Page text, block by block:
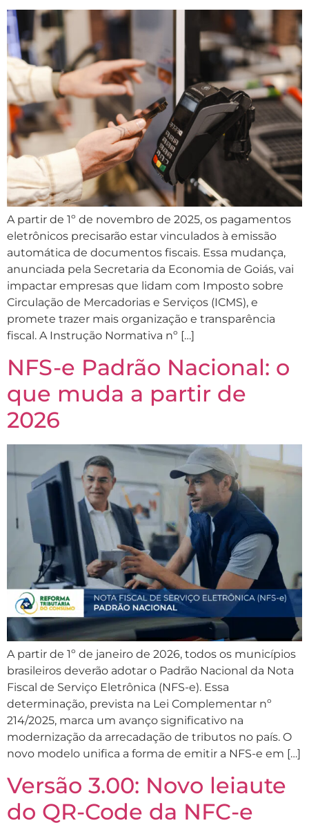
A partir de 1º de novembro de 2025, os pagamentos
eletrônicos precisarão estar vinculados à emissão
automática de documentos fiscais. Essa mudança,
anunciada pela Secretaria da Economia de Goiás, vai
impactar empresas que lidam com Imposto sobre
Circulação de Mercadorias e Serviços (ICMS), e
promete trazer mais organização e transparência
fiscal. A Instrução Normativa nº […]
NFS-e Padrão Nacional: o
que muda a partir de
2026
A partir de 1º de janeiro de 2026, todos os municípios
brasileiros deverão adotar o Padrão Nacional da Nota
Fiscal de Serviço Eletrônica (NFS-e). Essa
determinação, prevista na Lei Complementar nº
214/2025, marca um avanço significativo na
modernização da arrecadação de tributos no país. O
novo modelo unifica a forma de emitir a NFS-e em […]
Versão 3.00: Novo leiaute
do QR-Code da NFC-e